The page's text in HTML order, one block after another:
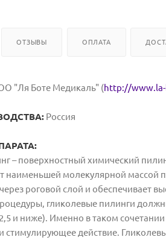
ОТЗЫВЫ ОПЛАТА
"Ля Боте Медикаль" (http://www.la-
Россия
– поверхностный химический
наименьшей молекулярной массой
роговой слой и обеспечивает
гликолевые пилинги
и ниже). Именно в таком
стимулирующее действие.